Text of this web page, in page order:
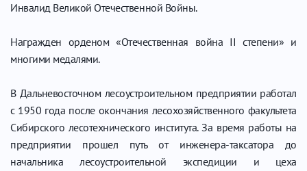
Инвалид Великой Отечественной Войны.
Награжден орденом «Отечественная война II степени» и
многими медалями.
В Дальневосточном лесоустроительном предприятии работал
с 1950 года после окончания лесохозяйственного факультета
Сибирского лесотехнического института. За время работы на
предприятии прошел путь от инженера-таксатора до
начальника лесоустроительной экспедиции и цеха